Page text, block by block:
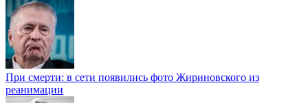
При смерти: в сети появились фото Жириновского из
реанимации